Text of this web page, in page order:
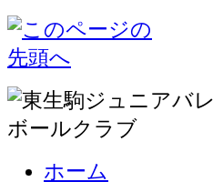
ホーム